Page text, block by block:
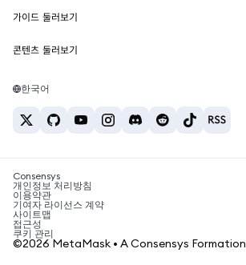
Snaps
웹3 서비스
보안
고객 지원
채용
솔라나 가격
테더 가격
ETH를 USD로 환전
USDT를 INR로 환전
BTC를 INR로 환전
ETH를 USDT로 환전
가이드 둘러보기
ETH 매수
USDT 매수
SHIB 매수
BNB 매수
콘텐츠 둘러보기
솔라나 지갑
암호화폐 세금 뉴스
암호화폐 매수 방법
비트코인 매도 방법
한국어
Consensys
개인정보 처리방침
이용약관
기여자 라이선스 계약
사이트맵
접근성
쿠키 관리
©2026 MetaMask • A Consensys Formation